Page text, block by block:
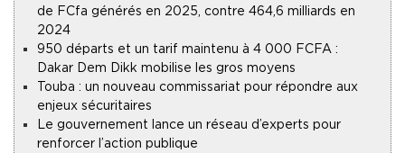
de FCfa générés en 2025, contre 464,6 milliards en
2024
950 départs et un tarif maintenu à 4 000 FCFA :
Dakar Dem Dikk mobilise les gros moyens
Touba : un nouveau commissariat pour répondre aux
enjeux sécuritaires
Le gouvernement lance un réseau d’experts pour
renforcer l’action publique